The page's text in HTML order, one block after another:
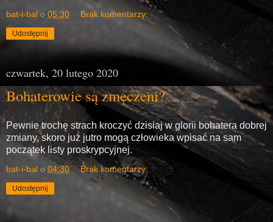
bat-i-bal o 05:30 Brak komentarzy:
Udostępnij
czwartek, 20 lutego 2020
Bohaterowie są zmęczeni?
Pewnie trochę strach kroczyć dzisiaj w glorii bohatera dobrej
zmiany, skoro już jutro mogą człowieka wpisać na sam
początek listy proskrypcyjnej.
bat-i-bal o 04:30 Brak komentarzy:
Udostępnij